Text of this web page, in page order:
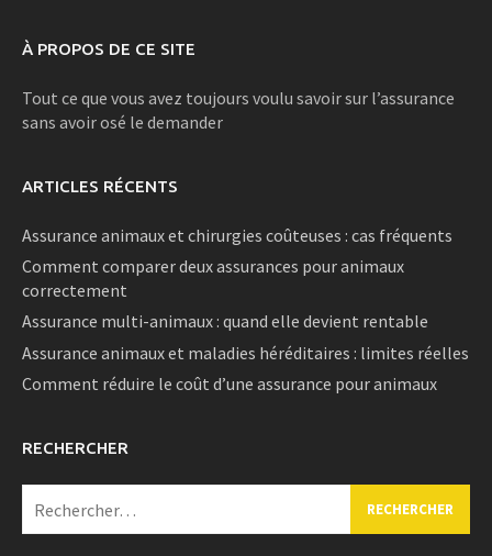
À PROPOS DE CE SITE
Tout ce que vous avez toujours voulu savoir sur l’assurance
sans avoir osé le demander
ARTICLES RÉCENTS
Assurance animaux et chirurgies coûteuses : cas fréquents
Comment comparer deux assurances pour animaux
correctement
Assurance multi-animaux : quand elle devient rentable
Assurance animaux et maladies héréditaires : limites réelles
Comment réduire le coût d’une assurance pour animaux
RECHERCHER